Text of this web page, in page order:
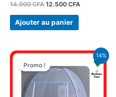
14.900CFA 12.500 CFA
Ajouter au panier
14%
Promo !
Le
initial
16.900 CFA.
Le
actuel
est :
14.500 CFA.